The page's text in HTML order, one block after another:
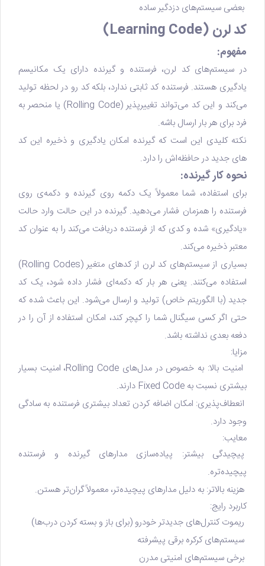
بعضی سیستم‌های دزدگیر ساده
کد لرن (Learning Code)
مفهوم:
در سیستم‌های کد لرن، فرستنده و گیرنده دارای یک مکانیسم
یادگیری هستند. فرستنده کد ثابتی ندارد، بلکه کد رو در لحظه تولید
می‌کند و این کد می‌تواند تغییرپذیر (Rolling Code) یا منحصر به
فرد برای هر بار ارسال باشه.
نکته کلیدی این است که گیرنده امکان یادگیری و ذخیره این کد
های جدید در حافظه‌اش را دارد.
نحوه کار گیرنده:
برای استفاده، شما معمولاً یک دکمه روی گیرنده و دکمه‌ی روی
فرستنده را همزمان فشار می‌دهید. گیرنده در این حالت وارد حالت
«یادگیری» شده و کدی که از فرستنده دریافت می‌کند را به عنوان کد
معتبر ذخیره می‌کند.
بسیاری از سیستم‌های کد لرن از کدهای متغیر (Rolling Codes)
استفاده می‌کنند. یعنی هر بار که دکمه‌ای فشار داده ‌شود، یک کد
جدید (با الگوریتم خاص) تولید و ارسال می‌شود. این باعث شده که
حتی اگر کسی سیگنال شما را کپچر کند، امکان استفاده از آن را در
دفعه بعدی نداشته باشد.
مزایا:
امنیت بالا: به خصوص در مدل‌های Rolling Code، امنیت بسیار
بیشتری نسبت به Fixed Code دارند.
انعطاف‌پذیری: امکان اضافه کردن تعداد بیشتری فرستنده به سادگی
وجود دارد.
معایب:
پیچیدگی بیشتر: پیاده‌سازی مدارهای گیرنده و فرستنده
پیچیده‌تره.
هزینه بالاتر: به دلیل مدار‌های پیچیده‌تر، معمولاً گران‌تر هستن.
کاربرد رایج:
ریموت کنترل‌های جدیدتر خودرو (برای باز و بسته کردن درب‌ها)
سیستم‌های کرکره برقی پیشرفته
برخی سیستم‌های امنیتی مدرن